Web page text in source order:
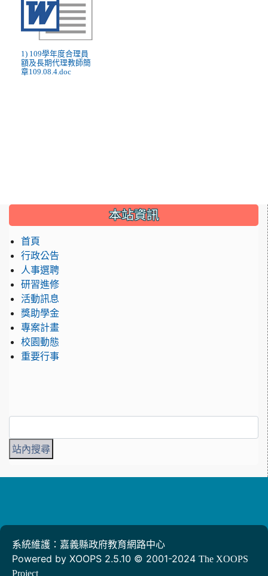
1) 109學年度合理員
額及長期代理教師簡
章109.08.4.doc
::: 本站資訊
首頁
行政公告
人事選聘
研習進修
活動訊息
獎助學金
專案計畫
校園動態
重要行事
系統維護：嘉義縣政府教育網路中心
Powered by XOOPS 2.5.10 © 2001-2024 The XOOPS
Project